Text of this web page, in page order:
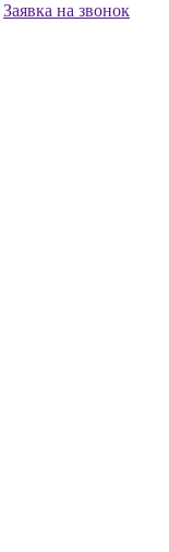
Заявка на звонок